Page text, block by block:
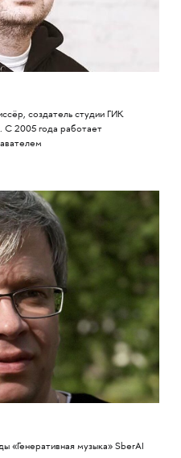
создатель студии ГИК
С 2005 года работает
«Генеративная музыка» SberAI